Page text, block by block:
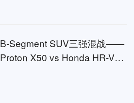
B-Segment SUV三强混战——
Proton X50 vs Honda HR-V